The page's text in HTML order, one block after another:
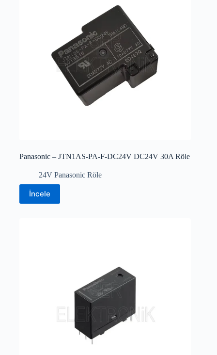
Panasonic – JTN1AS-PA-F-DC24V DC24V 30A Röle
24V Panasonic Röle
İncele